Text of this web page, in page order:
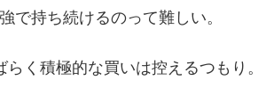
で持ち続けるのって難しい。
く積極的な買いは控えるつもり。